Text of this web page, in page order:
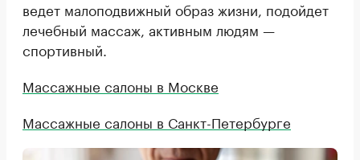
ведет малоподвижный образ жизни, подойдет
лечебный массаж, активным людям —
спортивный.
Массажные салоны в Москве
Массажные салоны в Санкт-Петербурге